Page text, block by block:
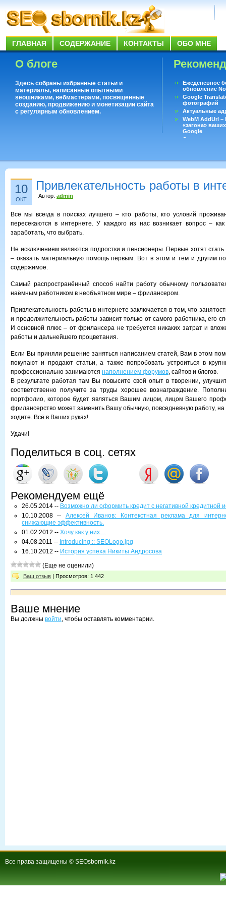
ГЛАВНАЯ СОДЕРЖАНИЕ КОНТАКТЫ ОБО МНЕ
О блоге
Здесь собраны избранные статьи и
материалы, написанные опытными
seoшниками, вебмастерами, посвященные
созданию, продвижению и монетизации сайта
с регулярным обновлением.
Ежеденевное
обновление
Google
фотографий
Актуальные
WebM AddUrl
«загона»
Google
Существует
10
ОКТ
Привлекательность работы в
Автор: admin
Все мы всегда в поисках лучшего – кто работы, кто условий
пересекаются в интернете. У каждого из нас возникает вопрос –
заработать, что выбрать.
Не исключением являются подростки и пенсионеры. Первые хотят
– оказать материальную помощь первым. Вот в этом и тем и другим
содержимое.
Самый распространённый способ найти работу обычному
наёмным работником в необъятном мире – фрилансером.
Привлекательность работы в интернете заключается в том, что
и продолжительность работы зависит только от самого работника, его
И основной плюс – от фрилансера не требуется никаких затрат и
работы и дальнейшего процветания.
Если Вы приняли решение заняться написанием статей, Вам в этом
покупают и продают статьи, а также попробовать устроиться в
профессионально занимаются наполнением форумов, сайтов и блогов.
В результате работая там Вы повысите свой опыт в творении,
соответственно получите за труды хорошее вознаграждение.
портфолио, которое будет являться Вашим лицом, лицом Вашего
фрилансерство может заменить Вашу обычную, повседневную работу,
ходите. Всё в Ваших руках!
Удачи!
Поделиться в соц. сетях
Рекомендуем ещё
26.05.2014 -- Возможно ли оформить кредит с негативной кредитной
10.10.2008 -- Алексей Иванов: Контекстная реклама для
снижающие эффективность.
01.02.2012 -- Хочу как у них…
04.08.2011 -- Introducing :: SEOLogo.jpg
16.10.2012 -- История успеха Никиты Андросова
(Еще не оценили)
Ваш отзыв | Просмотров: 1 442
Ваше мнение
Вы должны войти, чтобы оставлять комментарии.
Все права защищены © SEOsbornik.kz